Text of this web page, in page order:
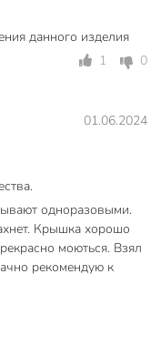
данного изделия
1
0
01.06.2024
одноразовыми.
Крышка хорошо
моються. Взял
рекомендую к